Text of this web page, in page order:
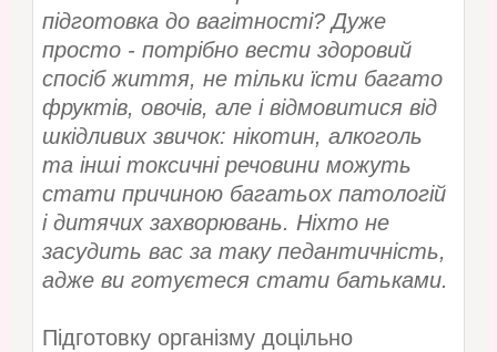
підготовка до вагітності? Дуже
просто - потрібно вести здоровий
спосіб життя, не тільки їсти багато
фруктів, овочів, але і відмовитися від
шкідливих звичок: нікотин, алкоголь
та інші токсичні речовини можуть
стати причиною багатьох патологій
і дитячих захворювань. Ніхто не
засудить вас за таку педантичність,
адже ви готуєтеся стати батьками.
Підготовку організму доцільно